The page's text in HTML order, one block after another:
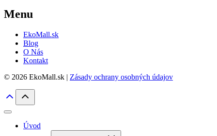
Menu
EkoMall.sk
Blog
O Nás
Kontakt
© 2026 EkoMall.sk | Zásady ochrany osobných údajov
Úvod